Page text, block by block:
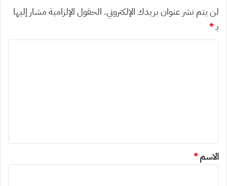
لن يتم نشر عنوان بريدك الإلكتروني. الحقول الإلزامية مشار إليها
بـ*
*
الاسم*